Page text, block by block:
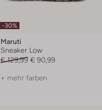
-30%
Maruti
Sneaker Low
€ 129,99 € 90,99
+ mehr farben